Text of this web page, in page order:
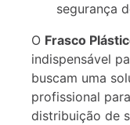
segurança
O Frasco
indispensável
buscam uma
profissional
distribuição de